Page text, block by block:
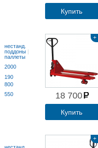
Купить
нестанд.
поддоны |
паллеты
2000
190
800
550
+
18 700
Купить
+